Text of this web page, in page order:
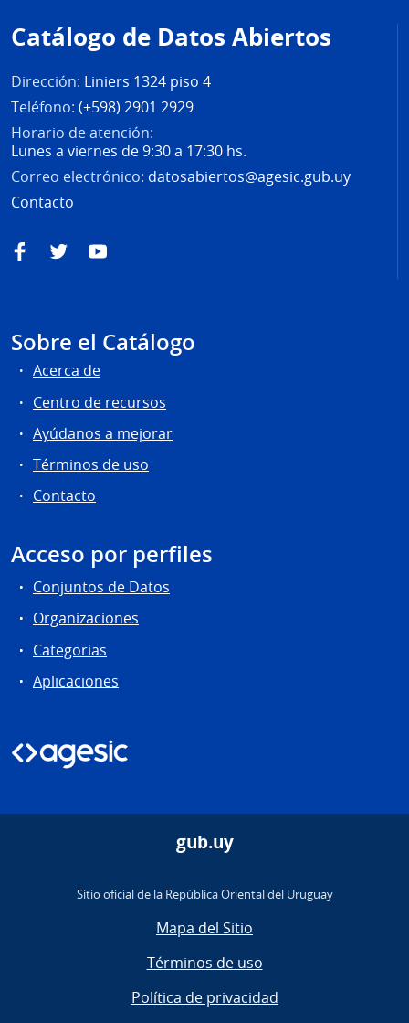
de
página
Catálogo de Datos Abiertos
Dirección: Liniers 1324 piso 4
Teléfono: (+598) 2901 2929
Horario de atención:
Lunes a viernes de 9:30 a 17:30 hs.
Correo electrónico: datosabiertos@agesic.gub.uy
Contacto
FacebookTwitterYouTube
Sobre el Catálogo
Acerca de
Centro de recursos
Ayúdanos a mejorar
Términos de uso
Contacto
Acceso por perfiles
Conjuntos de Datos
Organizaciones
Categorias
Aplicaciones
gub.uy
Sitio oficial de la República Oriental del Uruguay
Mapa del Sitio
Términos de uso
Política de privacidad